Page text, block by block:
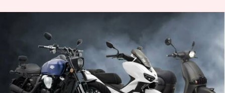
कीवे ने भारतीय बाजार में पेश किये
अपने तीन दोपहिया वाहन, जानिए
इनके फीचर्स
लेखन अविनाश May 19, 2022 09:24 am